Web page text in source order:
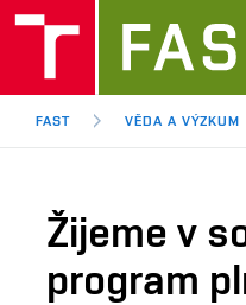
FAST VĚDA A VÝZKUM
Žijeme v
program